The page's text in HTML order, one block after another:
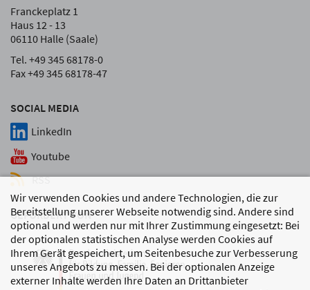
Wir verwenden Cookies und andere Technologien, die zur
Bereitstellung unserer Webseite notwendig sind. Andere sind
optional und werden nur mit Ihrer Zustimmung eingesetzt: Bei
der optionalen statistischen Analyse werden Cookies auf
Ihrem Gerät gespeichert, um Seitenbesuche zur Verbesserung
unseres Angebots zu messen. Bei der optionalen Anzeige
externer Inhalte werden Ihre Daten an Drittanbieter
SOCIAL MEDIA
LinkedIn
Youtube
RSS
Franckeplatz 1
Haus 12 - 13
06110 Halle (Saale)
Tel. +49 345 68178-0
Fax +49 345 68178-47
GEFÖRDERT VON